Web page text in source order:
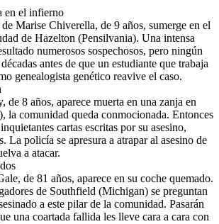
en el infierno
Marise Chiverella, de 9 años, sumerge en el
de Hazelton (Pensilvania). Una intensa
numerosos sospechosos, pero ningún
antes de que un estudiante que trabaja
genealogista genético reavive el caso.
8 años, aparece muerta en una zanja en
la comunidad queda conmocionada. Entonces
cartas escritas por su asesino,
La policía se apresura a atrapar al asesino de
a atacar.
de 81 años, aparece en su coche quemado.
de Southfield (Michigan) se preguntan
a este pilar de la comunidad. Pasarán
una coartada fallida les lleve cara a cara con